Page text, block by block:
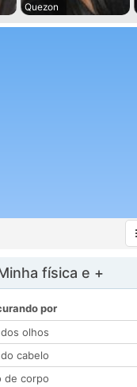
Quezon
física e +
por
olhos
cabelo
de corpo